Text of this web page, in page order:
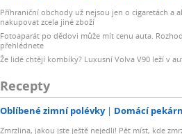
Příhraniční obchody už nejsou jen o cigaretách a
nakupovat zcela jiné zboží
Fotoaparát po dědovi může mít cenu auta.
přehlédnete
Že lidé chtějí kombíky? Luxusní Volva V90 leží v
Recepty
Oblíbené zimní polévky Domácí
Zmrzlina, jakou jste ještě nejedli! Pět míst, kde